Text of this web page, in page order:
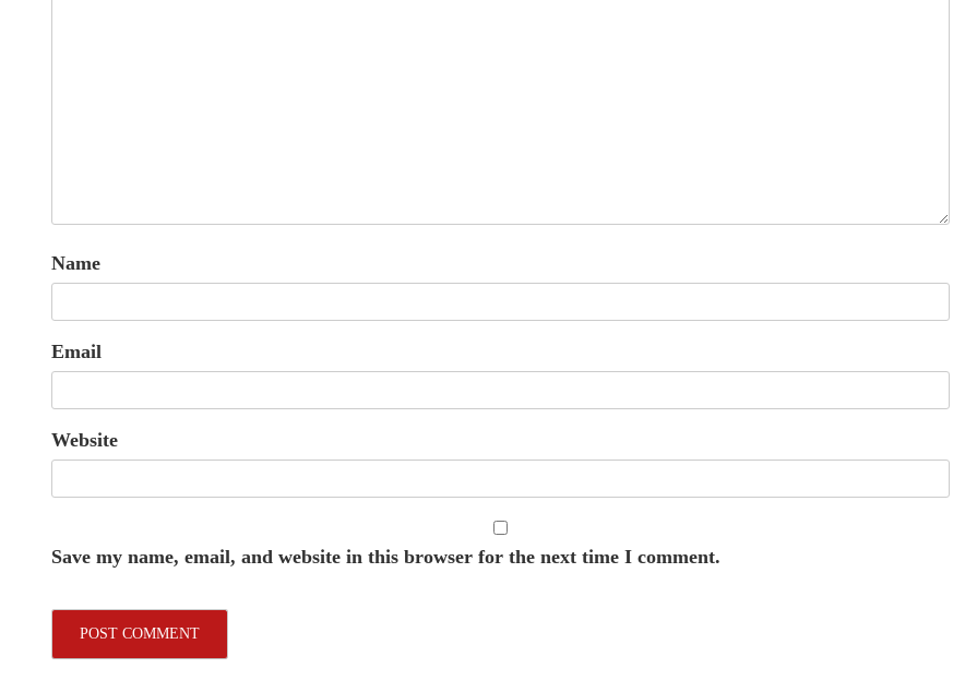
Name
Email
Website
Save my name, email, and website in this browser for the next time I comment.